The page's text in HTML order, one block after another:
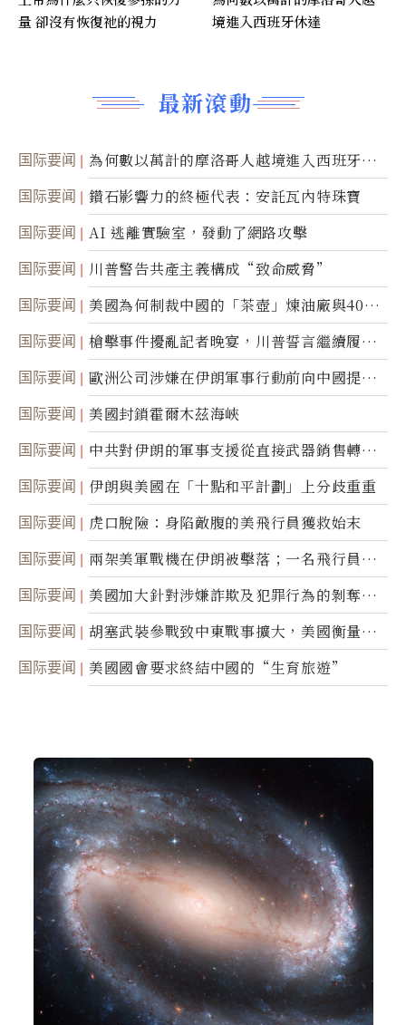
最新滾動
国际要闻
為何數以萬計的摩洛哥人越境進入西班牙休
達
国际要闻 鑽石影響力的終極代表：安託瓦內特珠寶
国际要闻 AI 逃離實驗室，發動了網路攻擊
国际要闻 川普警告共產主義構成“致命威脅”
国际要闻
美國為何制裁中國的「茶壺」煉油廠與40家
航運公司
国际要闻
槍擊事件擾亂記者晚宴，川普誓言繼續履行
職責
国际要闻
歐洲公司涉嫌在伊朗軍事行動前向中國提供
美軍基地的衛星影像
国际要闻 美國封鎖霍爾木茲海峽
国际要闻
中共對伊朗的軍事支援從直接武器銷售轉向
間接技術轉讓
国际要闻 伊朗與美國在「十點和平計劃」上分歧重重
国际要闻 虎口脫險：身陷敵腹的美飛行員獲救始末
国际要闻
兩架美軍戰機在伊朗被擊落；一名飛行員失
蹤
国际要闻
美國加大針對涉嫌詐欺及犯罪行為的剝奪公
民權力度
国际要闻
胡塞武裝參戰致中東戰事擴大，美國衡量地
面入侵的可能性
国际要闻 美國國會要求終結中國的“生育旅遊”
量 卻沒有恢復祂的視力
境進入西班牙休達